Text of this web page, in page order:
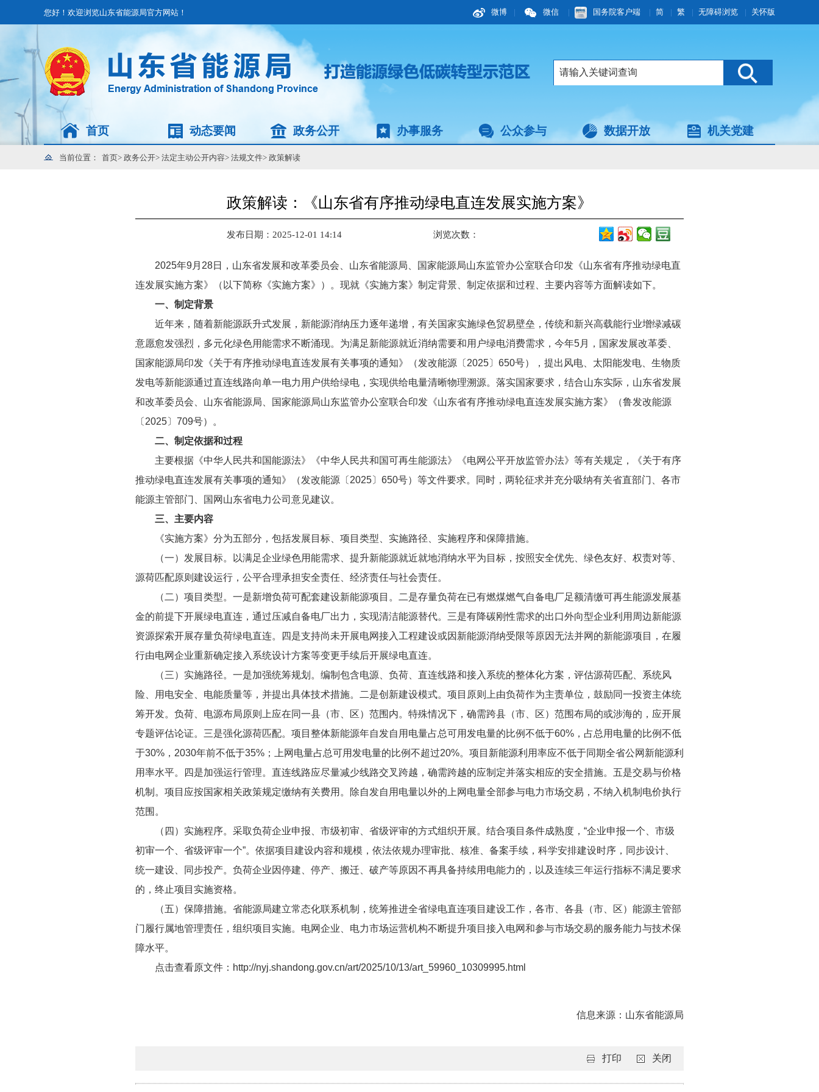
您好！欢迎浏览山东省能源局官方网站！ 微博 | 微信 | 国务院客户端 | 简 | 繁 | 无障碍浏览 | 关怀版
首页 动态要闻 政务公开 办事服务 公众参与 数据开放 机关党建
当前位置： 首页> 政务公开> 法定主动公开内容> 法规文件> 政策解读
政策解读：《山东省有序推动绿电直连发展实施方案》
发布日期：2025-12-01 14:14 浏览次数：
2025年9月28日，山东省发展和改革委员会、山东省能源局、国家能源局山东监管办公室联合印发《山东省有序推动绿电直
连发展实施方案》（以下简称《实施方案》）。现就《实施方案》制定背景、制定依据和过程、主要内容等方面解读如下。
一、制定背景
近年来，随着新能源跃升式发展，新能源消纳压力逐年递增，有关国家实施绿色贸易壁垒，传统和新兴高载能行业增绿减碳
意愿愈发强烈，多元化绿色用能需求不断涌现。为满足新能源就近消纳需要和用户绿电消费需求，今年5月，国家发展改革委、
国家能源局印发《关于有序推动绿电直连发展有关事项的通知》（发改能源〔2025〕650号），提出风电、太阳能发电、生物质
发电等新能源通过直连线路向单一电力用户供给绿电，实现供给电量清晰物理溯源。落实国家要求，结合山东实际，山东省发展
和改革委员会、山东省能源局、国家能源局山东监管办公室联合印发《山东省有序推动绿电直连发展实施方案》（鲁发改能源
〔2025〕709号）。
二、制定依据和过程
主要根据《中华人民共和国能源法》《中华人民共和国可再生能源法》《电网公平开放监管办法》等有关规定，《关于有序
推动绿电直连发展有关事项的通知》（发改能源〔2025〕650号）等文件要求。同时，两轮征求并充分吸纳有关省直部门、各市
能源主管部门、国网山东省电力公司意见建议。
三、主要内容
《实施方案》分为五部分，包括发展目标、项目类型、实施路径、实施程序和保障措施。
（一）发展目标。以满足企业绿色用能需求、提升新能源就近就地消纳水平为目标，按照安全优先、绿色友好、权责对等、
源荷匹配原则建设运行，公平合理承担安全责任、经济责任与社会责任。
（二）项目类型。一是新增负荷可配套建设新能源项目。二是存量负荷在已有燃煤燃气自备电厂足额清缴可再生能源发展基
金的前提下开展绿电直连，通过压减自备电厂出力，实现清洁能源替代。三是有降碳刚性需求的出口外向型企业利用周边新能源
资源探索开展存量负荷绿电直连。四是支持尚未开展电网接入工程建设或因新能源消纳受限等原因无法并网的新能源项目，在履
行由电网企业重新确定接入系统设计方案等变更手续后开展绿电直连。
（三）实施路径。一是加强统筹规划。编制包含电源、负荷、直连线路和接入系统的整体化方案，评估源荷匹配、系统风
险、用电安全、电能质量等，并提出具体技术措施。二是创新建设模式。项目原则上由负荷作为主责单位，鼓励同一投资主体统
筹开发。负荷、电源布局原则上应在同一县（市、区）范围内。特殊情况下，确需跨县（市、区）范围布局的或涉海的，应开展
专题评估论证。三是强化源荷匹配。项目整体新能源年自发自用电量占总可用发电量的比例不低于60%，占总用电量的比例不低
于30%，2030年前不低于35%；上网电量占总可用发电量的比例不超过20%。项目新能源利用率应不低于同期全省公网新能源利
用率水平。四是加强运行管理。直连线路应尽量减少线路交叉跨越，确需跨越的应制定并落实相应的安全措施。五是交易与价格
机制。项目应按国家相关政策规定缴纳有关费用。除自发自用电量以外的上网电量全部参与电力市场交易，不纳入机制电价执行
范围。
（四）实施程序。采取负荷企业申报、市级初审、省级评审的方式组织开展。结合项目条件成熟度，“企业申报一个、市级
初审一个、省级评审一个”。依据项目建设内容和规模，依法依规办理审批、核准、备案手续，科学安排建设时序，同步设计、
统一建设、同步投产。负荷企业因停建、停产、搬迁、破产等原因不再具备持续用电能力的，以及连续三年运行指标不满足要求
的，终止项目实施资格。
（五）保障措施。省能源局建立常态化联系机制，统筹推进全省绿电直连项目建设工作，各市、各县（市、区）能源主管部
门履行属地管理责任，组织项目实施。电网企业、电力市场运营机构不断提升项目接入电网和参与市场交易的服务能力与技术保
障水平。
点击查看原文件： http://nyj.shandong.gov.cn/art/2025/10/13/art_59960_10309995.html
信息来源：山东省能源局
打印 关闭